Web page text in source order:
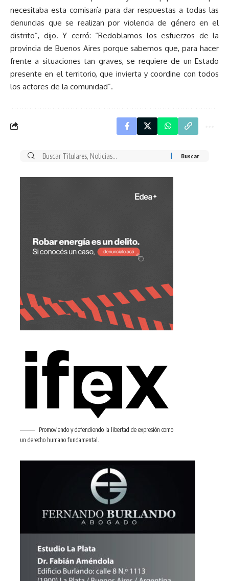
necesitaba esta comisaría para dar respuestas a todas las
denuncias que se realizan por violencia de género en el
distrito”, dijo. Y cerró: “Redoblamos los esfuerzos de la
provincia de Buenos Aires porque sabemos que, para hacer
frente a situaciones tan graves, se requiere de un Estado
presente en el territorio, que invierta y coordine con todos
los actores de la comunidad”.
Buscar
Promoviendo y defendiendo la libertad de expresión como
un derecho humano fundamental.